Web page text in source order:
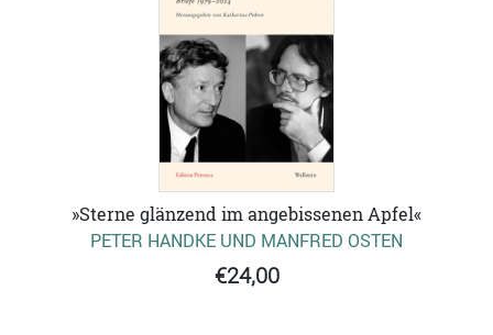
»Sterne glänzend im angebissenen Apfel«
PETER HANDKE UND MANFRED OSTEN
€24,00